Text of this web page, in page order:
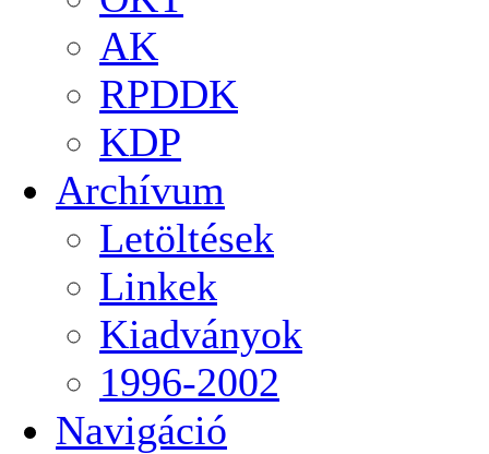
AK
RPDDK
KDP
Archívum
Letöltések
Linkek
Kiadványok
1996-2002
Navigáció